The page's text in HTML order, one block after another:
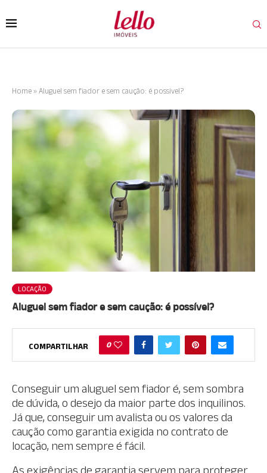
Home » Aluguel sem fiador e sem caução: é possível?
LOCAÇÃO
Aluguel sem fiador e sem caução: é possível?
COMPARTILHAR 0
Conseguir um aluguel sem fiador é, sem sombra
de dúvida, o desejo da maior parte dos inquilinos.
Já que, conseguir um avalista ou os valores da
caução como garantia exigida no contrato de
locação, nem sempre é fácil.
As exigências de garantia servem para proteger